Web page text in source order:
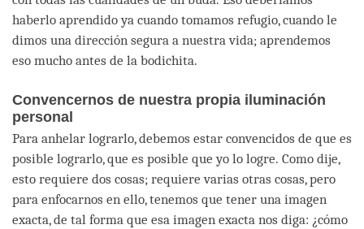
haberlo aprendido ya cuando tomamos refugio, cuando le
dimos una dirección segura a nuestra vida; aprendemos
eso mucho antes de la bodichita.
Convencernos de nuestra propia iluminación
personal
Para anhelar lograrlo, debemos estar convencidos de que es
posible lograrlo, que es posible que yo lo logre. Como dije,
esto requiere dos cosas; requiere varias otras cosas, pero
para enfocarnos en ello, tenemos que tener una imagen
exacta, de tal forma que esa imagen exacta nos diga: ¿cómo